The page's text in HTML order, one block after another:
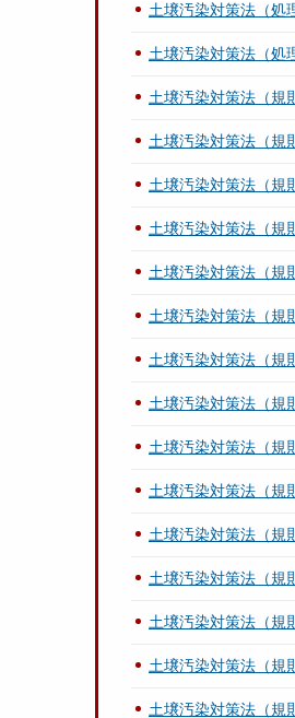
土壌汚染対策法（
土壌汚染対策法（
土壌汚染対策法（
土壌汚染対策法（
土壌汚染対策法（規
土壌汚染対策法（
土壌汚染対策法（
土壌汚染対策法（
土壌汚染対策法（
土壌汚染対策法（規
土壌汚染対策法（
土壌汚染対策法（
土壌汚染対策法（規
土壌汚染対策法（
土壌汚染対策法（
土壌汚染対策法（
土壌汚染対策法（